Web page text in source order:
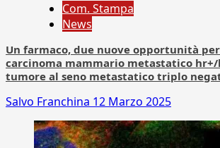
Com. Stampa
News
Un farmaco, due nuove opportunità
carcinoma mammario metastatico hr+/
tumore al seno metastatico triplo
Salvo Franchina 12 Marzo 2025